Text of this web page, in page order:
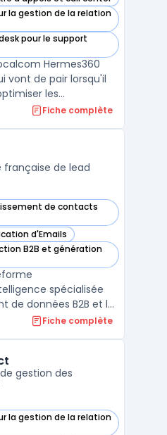
dans cette catégorie
la gestion de la relation
dans cette catégorie
pour le support
dans cette catégorie
Hermes360
vont de pair lorsqu'il
les
d'appel.
client dans un
centre d'appel. Elle offre un ...
Fiche complète
de lead
de contacts
catégorie
d'Emails
catégorie
B2B et génération
catégorie
spécialisée
de données B2B et la
Elle
Fiche complète
gestion des
la gestion de la relation
cette catégorie